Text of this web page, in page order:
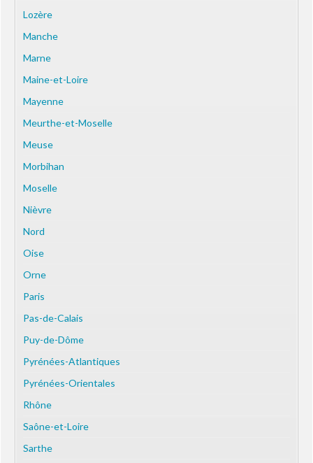
Lozère
Manche
Marne
Maine-et-Loire
Mayenne
Meurthe-et-Moselle
Meuse
Morbihan
Moselle
Nièvre
Nord
Oise
Orne
Paris
Pas-de-Calais
Puy-de-Dôme
Pyrénées-Atlantiques
Pyrénées-Orientales
Rhône
Saône-et-Loire
Sarthe